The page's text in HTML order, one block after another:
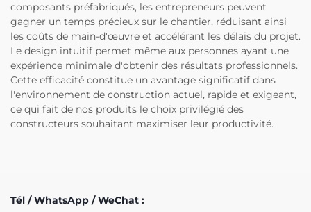
composants préfabriqués, les entrepreneurs peuvent
gagner un temps précieux sur le chantier, réduisant ainsi
les coûts de main-d'œuvre et accélérant les délais du projet.
Le design intuitif permet même aux personnes ayant une
expérience minimale d'obtenir des résultats professionnels.
Cette efficacité constitue un avantage significatif dans
l'environnement de construction actuel, rapide et exigeant,
ce qui fait de nos produits le choix privilégié des
constructeurs souhaitant maximiser leur productivité.
Tél / WhatsApp / WeChat :